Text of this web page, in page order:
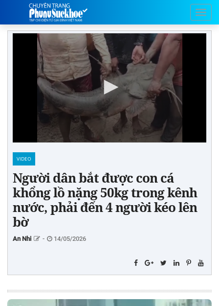
VIDEO
Người dân bắt được con cá
khổng lồ nặng 50kg trong kênh
nước, phải đến 4 người kéo lên
bờ
An Nhi - 14/05/2026